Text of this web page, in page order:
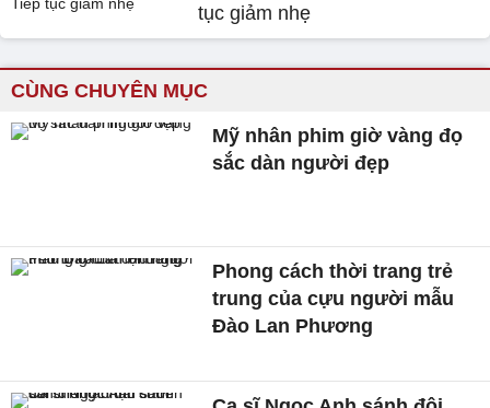
tục giảm nhẹ
CÙNG CHUYÊN MỤC
Mỹ nhân phim giờ vàng đọ
sắc dàn người đẹp
Phong cách thời trang trẻ
trung của cựu người mẫu
Đào Lan Phương